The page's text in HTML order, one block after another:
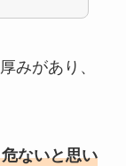
みがあり、
ないと思い